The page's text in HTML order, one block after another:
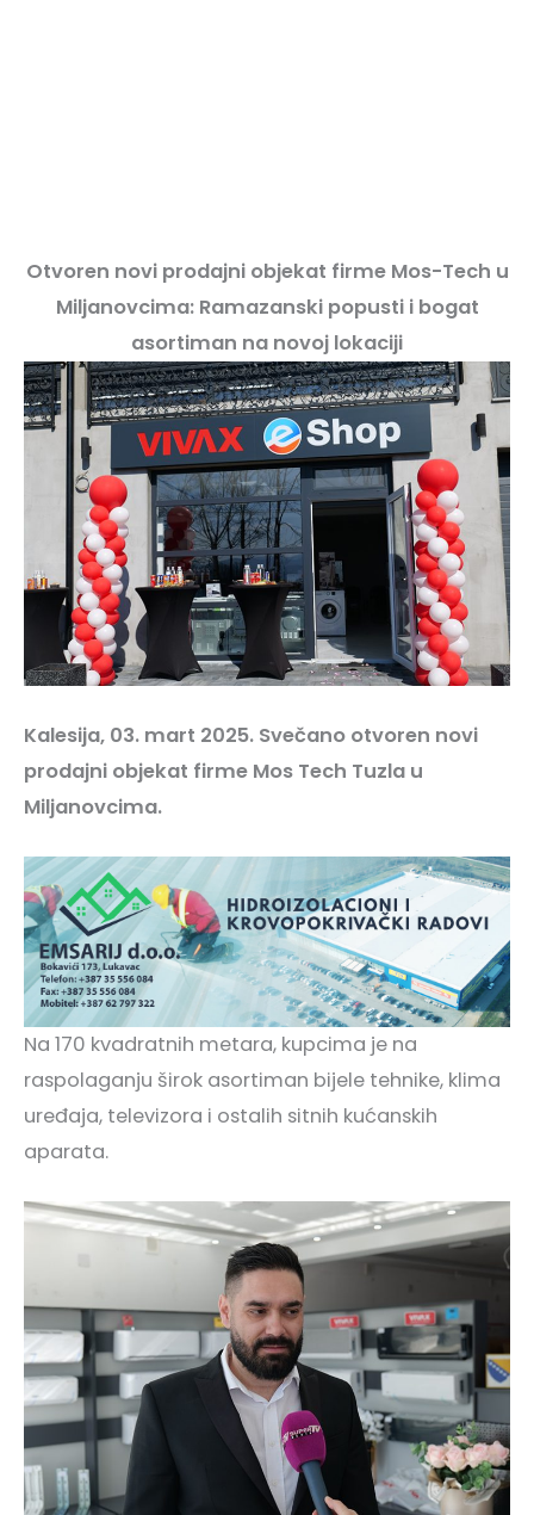
Otvoren novi prodajni objekat firme Mos-Tech u
Miljanovcima: Ramazanski popusti i bogat
asortiman na novoj lokaciji
Kalesija, 03. mart 2025. Svečano otvoren novi
prodajni objekat firme Mos Tech Tuzla u
Miljanovcima.
Na 170 kvadratnih metara, kupcima je na
raspolaganju širok asortiman bijele tehnike, klima
uređaja, televizora i ostalih sitnih kućanskih
aparata.